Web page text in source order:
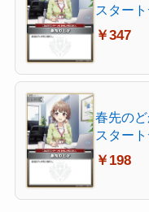
スター
￥347
春先の
スター
￥198